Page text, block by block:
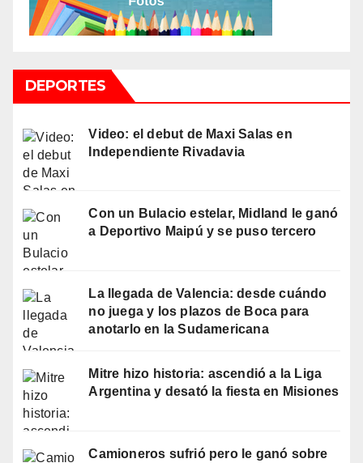
DEPORTES
Video: el debut de Maxi Salas en
Independiente Rivadavia
Con un Bulacio estelar, Midland le ganó
a Deportivo Maipú y se puso tercero
La llegada de Valencia: desde cuándo
no juega y los plazos de Boca para
anotarlo en la Sudamericana
Mitre hizo historia: ascendió a la Liga
Argentina y desató la fiesta en Misiones
Camioneros sufrió pero le ganó sobre